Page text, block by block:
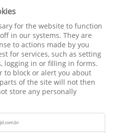
for the website to function
in our systems. They are
to actions made by you
for services, such as setting
logging in or filling in forms.
to block or alert you about
of the site will not then
store any personally